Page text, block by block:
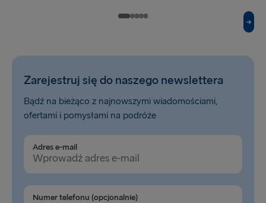
Hoek van Holland → Harwich
Dublin → Holyhead
Harwich → Hoek van Holland
Belfast → Cairnryan
Rosslare → Fishguard
Zarejestruj się do naszego newslettera
Bądź na bieżąco z najnowszymi wiadomościami,
ofertami i pomysłami na podróże
Adres e-mail
Numer telefonu (opcjonalnie)